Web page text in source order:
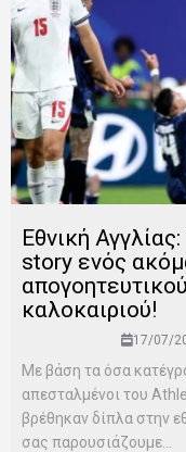
Εθνική
story ενός
απογοητευτικού
καλοκαιριού!
17/07/
Mε βάση τα όσα
απεσταλμένοι του
βρέθηκαν δίπλα στην
σας παρουσιάζουμε...